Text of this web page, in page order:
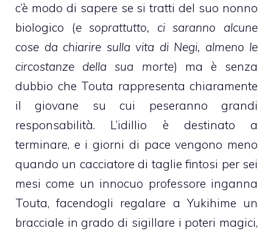
c’è modo di sapere se si tratti del suo nonno
biologico (e soprattutto, ci saranno alcune
cose da chiarire sulla vita di Negi, almeno le
circostanze della sua morte) ma è senza
dubbio che Touta rappresenta chiaramente
il giovane su cui peseranno grandi
responsabilità. L’idillio è destinato a
terminare, e i giorni di pace vengono meno
quando un cacciatore di taglie fintosi per sei
mesi come un innocuo professore inganna
Touta, facendogli regalare a Yukihime un
bracciale in grado di sigillare i poteri magici,